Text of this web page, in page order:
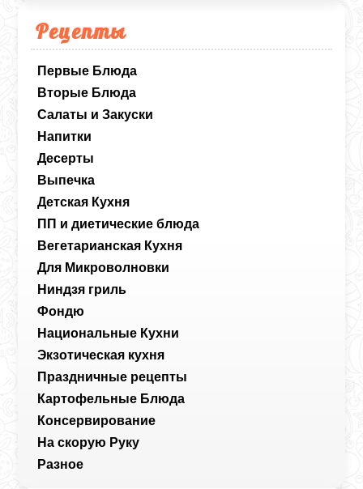
Рецепты
Первые Блюда
Вторые Блюда
Салаты и Закуски
Напитки
Десерты
Выпечка
Детская Кухня
ПП и диетические блюда
Вегетарианская Кухня
Для Микроволновки
Ниндзя гриль
Фондю
Национальные Кухни
Экзотическая кухня
Праздничные рецепты
Картофельные Блюда
Консервирование
На скорую Руку
Разное